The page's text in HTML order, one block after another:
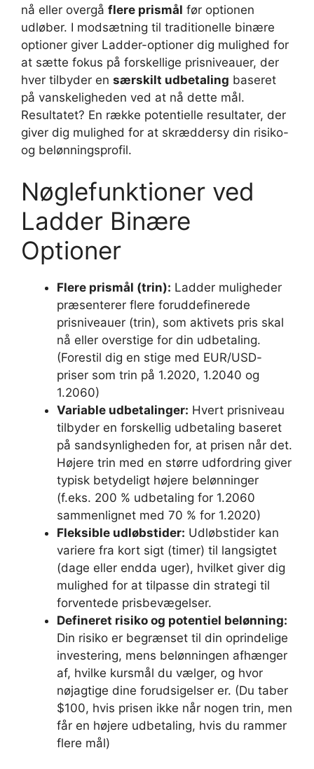
nå eller overgå flere prismål før optionen
udløber. I modsætning til traditionelle binære
optioner giver Ladder-optioner dig mulighed for
at sætte fokus på forskellige prisniveauer, der
hver tilbyder en særskilt udbetaling baseret
på vanskeligheden ved at nå dette mål.
Resultatet? En række potentielle resultater, der
giver dig mulighed for at skræddersy din risiko-
og belønningsprofil.
Nøglefunktioner ved
Ladder Binære
Optioner
Flere prismål (trin): Ladder muligheder
præsenterer flere foruddefinerede
prisniveauer (trin), som aktivets pris skal
nå eller overstige for din udbetaling.
(Forestil dig en stige med EUR/USD-
priser som trin på 1.2020, 1.2040 og
1.2060)
Variable udbetalinger: Hvert prisniveau
tilbyder en forskellig udbetaling baseret
på sandsynligheden for, at prisen når det.
Højere trin med en større udfordring giver
typisk betydeligt højere belønninger
(f.eks. 200 % udbetaling for 1.2060
sammenlignet med 70 % for 1.2020)
Fleksible udløbstider: Udløbstider kan
variere fra kort sigt (timer) til langsigtet
(dage eller endda uger), hvilket giver dig
mulighed for at tilpasse din strategi til
forventede prisbevægelser.
Defineret risiko og potentiel belønning:
Din risiko er begrænset til din oprindelige
investering, mens belønningen afhænger
af, hvilke kursmål du vælger, og hvor
nøjagtige dine forudsigelser er. (Du taber
$100, hvis prisen ikke når nogen trin, men
får en højere udbetaling, hvis du rammer
flere mål)